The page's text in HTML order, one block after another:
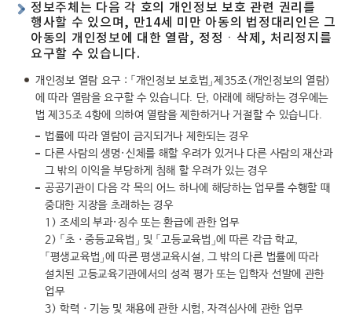
정보주체는 다음 각 호의 개인정보 보호 관련 권리를
행사할 수 있으며, 만14세 미만 아동의 법정대리인은 그
아동의 개인정보에 대한 열람, 정정ㆍ삭제, 처리정지를
요구할 수 있습니다.
개인정보 열람 요구 : 「개인정보 보호법」제35조(개인정보의 열람)
에 따라 열람을 요구할 수 있습니다. 단, 아래에 해당하는 경우에는
법 제35조 4항에 의하여 열람을 제한하거나 거절할 수 있습니다.
법률에 따라 열람이 금지되거나 제한되는 경우
다른 사람의 생명·신체를 해할 우려가 있거나 다른 사람의 재산과
그 밖의 이익을 부당하게 침해 할 우려가 있는 경우
공공기관이 다음 각 목의 어느 하나에 해당하는 업무를 수행할 때
중대한 지장을 초래하는 경우
1) 조세의 부과·징수 또는 환급에 관한 업무
2) 「초ㆍ중등교육법」 및 「고등교육법」에 따른 각급 학교,
「평생교육법」에 따른 평생교육시설, 그 밖의 다른 법률에 따라
설치된 고등교육기관에서의 성적 평가 또는 입학자 선발에 관한
업무
3) 학력ㆍ기능 및 채용에 관한 시험, 자격심사에 관한 업무